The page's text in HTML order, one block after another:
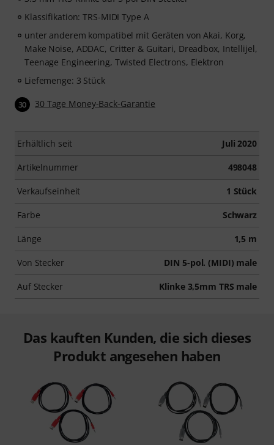
Klassifikation: TRS-MIDI Type A
unter anderem kompatibel mit Geräten von Akai, Korg,
Make Noise, ADDAC, Critter & Guitari, Dreadbox, Intellijel,
Teenage Engineering, Twisted Electrons, Elektron
Liefemenge: 3 Stück
30 30 Tage Money-Back-Garantie
Erhältlich seit Juli 2020
Artikelnummer 498048
Verkaufseinheit 1 Stück
Farbe Schwarz
Länge 1,5 m
Von Stecker DIN 5-pol. (MIDI) male
Auf Stecker Klinke 3,5mm TRS male
Das kauften Kunden, die sich dieses
Produkt angesehen haben